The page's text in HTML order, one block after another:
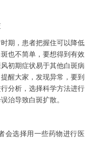
期，患者把握住可以降低
也不简单，要想得到有效
初期症状易于其他白斑病
醒大家，发现异常，要到
分析，选择科学方法进行
治导致白斑扩散。
选择用一些药物进行医